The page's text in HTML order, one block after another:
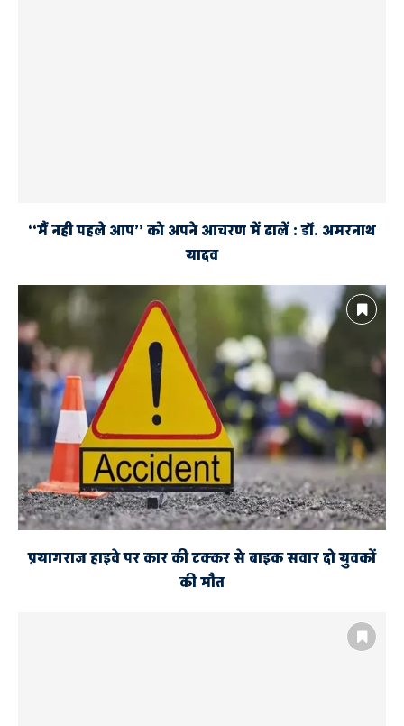
‘‘मैं नही पहले आप’’ को अपने आचरण में ढालें : डॉ. अमरनाथ
यादव
प्रयागराज हाइवे पर कार की टक्कर से बाइक सवार दो युवकों
की मौत